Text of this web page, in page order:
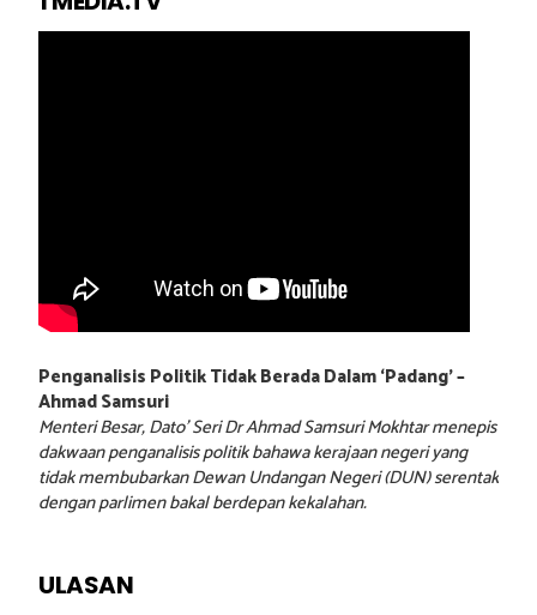
Penganalisis Politik Tidak Berada Dalam ‘Padang’ –
Ahmad Samsuri
Menteri Besar, Dato’ Seri Dr Ahmad Samsuri Mokhtar menepis
dakwaan penganalisis politik bahawa kerajaan negeri yang
tidak membubarkan Dewan Undangan Negeri (DUN) serentak
dengan parlimen bakal berdepan kekalahan.
ULASAN